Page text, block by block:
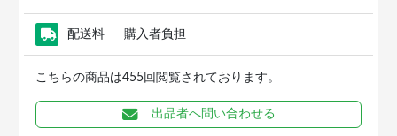
配送料 購入者負担
こちらの商品は455回閲覧されております。
出品者へ問い合わせる